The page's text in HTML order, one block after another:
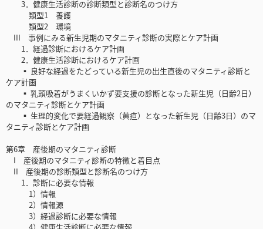
3．健康生活診断の診断類型と診断名のつけ方
類型1 養護
類型2 環境
III 事例にみる新生児期のマタニティ診断の実際とケア計画
1．経過診断におけるケア計画
2．健康生活診断におけるケア計画
▪ 良好な経過をたどっている新生児の出生直後のマタニティ診断と
ケア計画
▪ 乳頭吸着がうまくいかず要支援の診断となった新生児（日齢2日）
のマタニティ診断とケア計画
▪ 生理的変化で要経過観察（黄疸）となった新生児（日齢3日）のマ
タニティ診断とケア計画
第6章 産後期のマタニティ診断
I 産後期のマタニティ診断の特徴と着目点
II 産後期の診断類型と診断名のつけ方
1．診断に必要な情報
1）情報
2）情報源
3）経過診断に必要な情報